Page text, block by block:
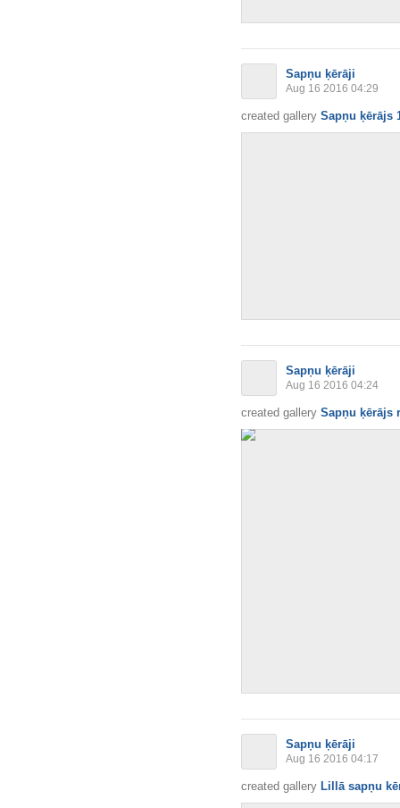
Sapņu ķērāji
Aug 16 2016 04:29
created gallery Sapņu ķērājs
Sapņu ķērāji
Aug 16 2016 04:24
created gallery Sapņu ķērājs
Sapņu ķērāji
Aug 16 2016 04:17
created gallery Lillā sapņu